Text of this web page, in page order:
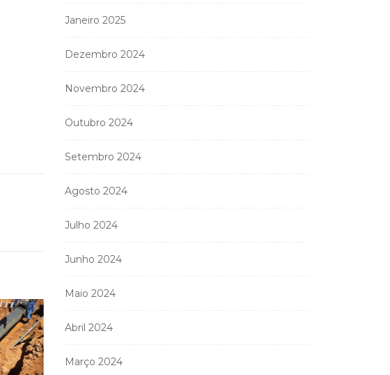
Janeiro 2025
Dezembro 2024
Novembro 2024
Outubro 2024
Setembro 2024
Agosto 2024
Julho 2024
Junho 2024
Maio 2024
Abril 2024
Março 2024